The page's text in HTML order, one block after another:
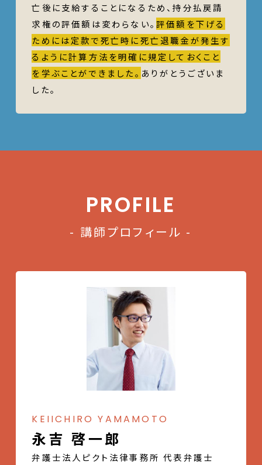
亡後に支給することになるため、持分払戻請
求権の評価額は変わらない。評価額を下げる
ためには定款で死亡時に死亡退職金が発生す
るように計算方法を明確に規定しておくこと
を学ぶことができました。 ありがとうございま
した。
PROFILE
- 講師プロフィール -
KEIICHIRO YAMAMOTO
永吉 啓一郎
弁護士法人ピクト法律事務所 代表弁護士